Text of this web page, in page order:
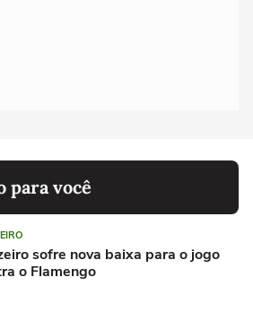
para você
sofre nova baixa para o jogo
o Flamengo